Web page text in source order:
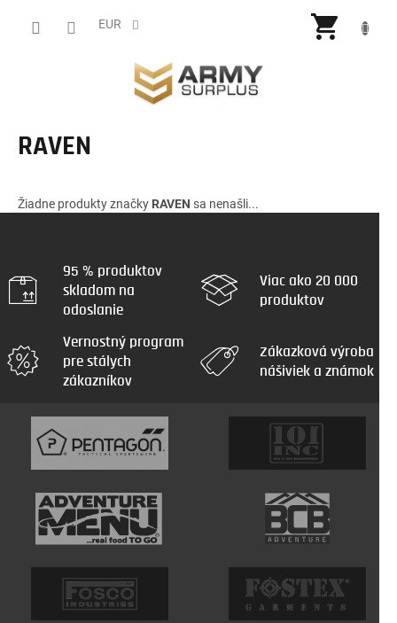
EUR
RAVEN
Žiadne produkty značky RAVEN sa nenašli...
95 % produktov
skladom na
odoslanie
Viac ako 20 000
produktov
Vernostný program
pre stálych
zákazníkov
Zákazková výroba
nášiviek a známok